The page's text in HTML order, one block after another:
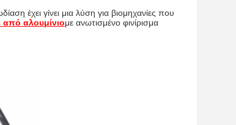
έχει γίνει μια λύση για βιομηχανίες που
αλουμίνιομε ανωτισμένο φινίρισμα